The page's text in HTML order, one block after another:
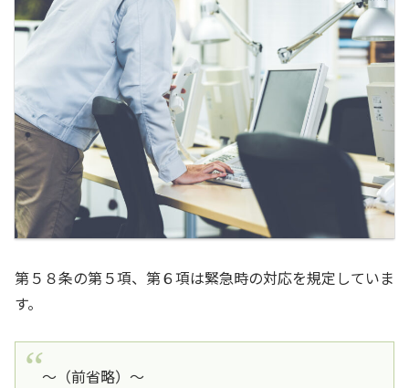
第５８条の第５項、第６項は緊急時の対応を規定していま
す。
～（前省略）～